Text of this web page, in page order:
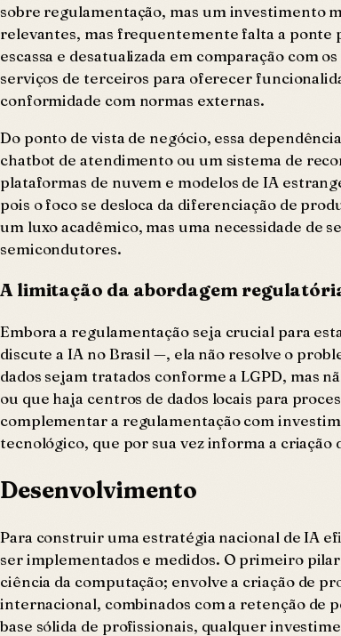
sobre regulamentação, mas um investimento
relevantes, mas frequentemente falta a ponte
escassa e desatualizada em comparação com
serviços de terceiros para oferecer
conformidade com normas externas.
Do ponto de vista de negócio, essa
chatbot de atendimento ou um sistema de
plataformas de nuvem e modelos de IA
pois o foco se desloca da diferenciação de
um luxo acadêmico, mas uma necessidade de
semicondutores.
A limitação da abordagem
Embora a regulamentação seja crucial para
discute a IA no Brasil —, ela não resolve o
dados sejam tratados conforme a LGPD, mas
ou que haja centros de dados locais para
complementar a regulamentação com
tecnológico, que por sua vez informa a criação
Desenvolvimento
Para construir uma estratégia nacional de IA
ser implementados e medidos. O primeiro
ciência da computação; envolve a criação de
internacional, combinados com a retenção de
base sólida de profissionais, qualquer